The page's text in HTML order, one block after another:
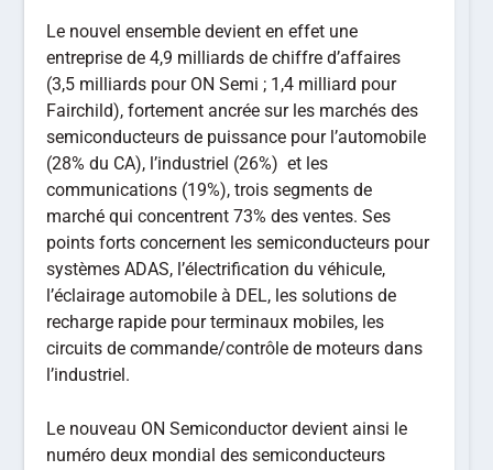
Le nouvel ensemble devient en effet une
entreprise de 4,9 milliards de chiffre d’affaires
(3,5 milliards pour ON Semi ; 1,4 milliard pour
Fairchild), fortement ancrée sur les marchés des
semiconducteurs de puissance pour l’automobile
(28% du CA), l’industriel (26%) et les
communications (19%), trois segments de
marché qui concentrent 73% des ventes. Ses
points forts concernent les semiconducteurs pour
systèmes ADAS, l’électrification du véhicule,
l’éclairage automobile à DEL, les solutions de
recharge rapide pour terminaux mobiles, les
circuits de commande/contrôle de moteurs dans
l’industriel.
Le nouveau ON Semiconductor devient ainsi le
numéro deux mondial des semiconducteurs